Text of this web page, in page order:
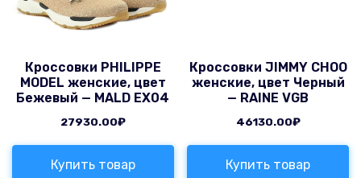
Кроссовки PHILIPPE
MODEL женские, цвет
Бежевый — MALD EX04
27930.00₽
Купить товар
Кроссовки JIMMY CHOO
женские, цвет Черный
— RAINE VGB
46130.00₽
Купить товар